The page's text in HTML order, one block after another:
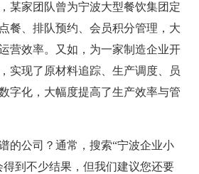
某家团队曾为宁波大型餐饮集团定
餐、排队预约、会员积分管理，大
营效率。又如，为一家制造企业开
实现了原材料追踪、生产调度、员
字化，大幅度提高了生产效率与管
的公司？通常，搜索“宁波企业小
得到不少结果，但我们建议您还要